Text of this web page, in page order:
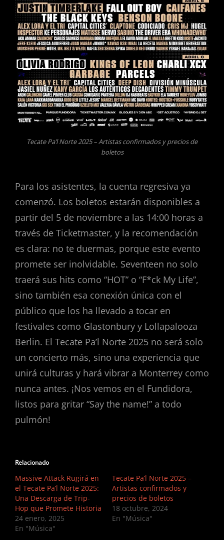
Tecate Pa’l Norte 2025 – Artistas confirmados y precios de
boletos
Para los asistentes, la cuenta regresiva ya
comenzó. Los boletos estarán disponibles a
partir del 5 de noviembre a las 14:00 horas a
través de Ticketmaster, y la recomendación
es clara: no te duermas, porque este evento
promete ser inolvidable. Seventeen no solo
traerá sus hits como “HOT” o “F*ck My Life”,
sino también esa conexión única con el
público que los ha llevado a tocar en
festivales como Glastonbury y Lollapalooza
Berlin. El Tecate Pa’l Norte 2025 no será solo
un concierto más, sino una experiencia que
unirá culturas y hará vibrar a Monterrey como
nunca antes. ¡Nos vemos en el Fundidora,
listos para gritar “Say the name!” a todo
pulmón!
Relacionado
Massive Attack Rugirá en
el Tecate Pa’l Norte 2025:
Una Descarga de Trip-
Hop que Promete Historia
24 enero, 2025
En "Música"
Tecate Pa’l Norte 2025 –
Artistas confirmados y
precios de boletos
18 octubre, 2024
En "Música"